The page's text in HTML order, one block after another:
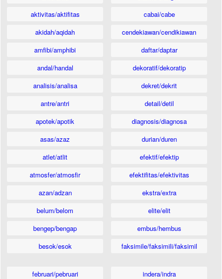
aktivitas/aktifitas
akidah/aqidah
amfibi/amphibi
andal/handal
analisis/analisa
antre/antri
apotek/apotik
asas/azaz
atlet/atlit
atmosfer/atmosfir
azan/adzan
belum/belom
bengep/bengap
besok/esok
cabai/cabe
cendekiawan/cendikiawan
daftar/daptar
dekoratif/dekoratip
dekret/dekrit
detail/detil
diagnosis/diagnosa
durian/duren
efektif/efektip
efektifitas/efektivitas
ekstra/extra
elite/elit
embus/hembus
faksimile/faksimili/faksimil
februari/pebruari
indera/indra